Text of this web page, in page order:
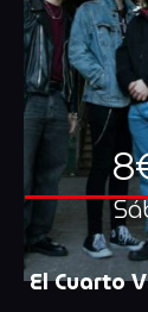
El Cuarto